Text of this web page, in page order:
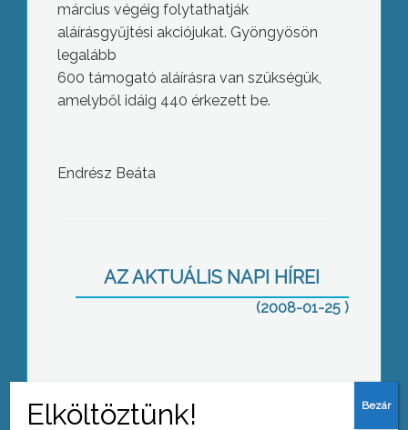
március végéig folytathatják
aláírásgyűjtési akciójukat. Gyöngyösön
legalább
600 támogató aláírásra van szükségük,
amelyből idáig 440 érkezett be.
Endrész Beáta
AZ AKTUÁLIS NAPI HÍREI
(2008-01-25 )